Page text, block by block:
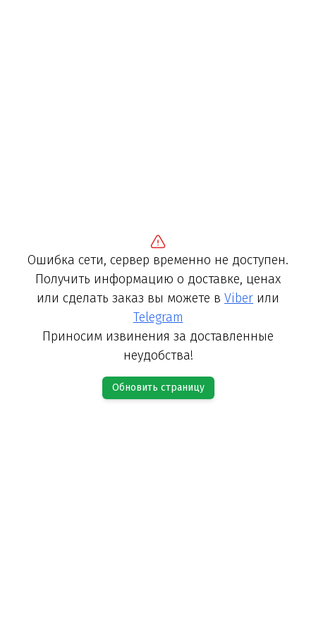
Ошибка сети, сервер временно не доступен.
Получить информацию о доставке, ценах
или сделать заказ вы можете в Viber или
Telegram
Приносим извинения за доставленные
неудобства!
Обновить страницу